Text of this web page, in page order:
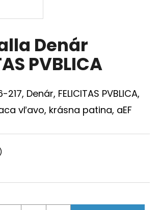
Denár
PVBLICA
Denár, FELICITAS PVBLICA,
vľavo, krásna patina, aEF